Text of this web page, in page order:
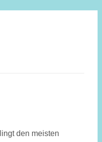
den meisten